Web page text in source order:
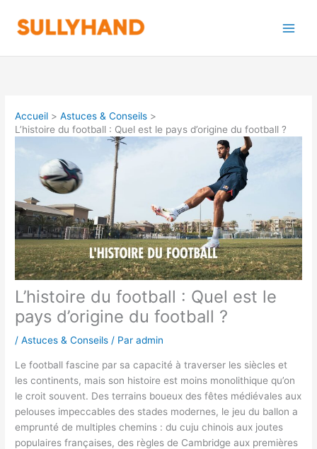
contenu
Accueil
Astuces & Conseils
L’histoire du football : Quel est le pays d’origine du football ?
L’histoire du football : Quel est le
pays d’origine du football ?
/Astuces & Conseils / Paradmin
Le football fascine par sa capacité à traverser les siècles et
les continents, mais son histoire est moins monolithique qu’on
le croit souvent. Des terrains boueux des fêtes médiévales aux
pelouses impeccables des stades modernes, le jeu du ballon a
emprunté de multiples chemins : du cuju chinois aux joutes
populaires françaises, des règles de Cambridge aux premières